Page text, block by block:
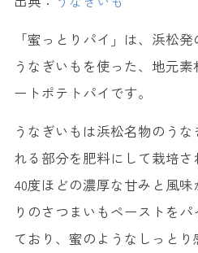
「蜜っとりパイ」は、浜松
うなぎいもを使った、地元
ートポテトパイです。
うなぎいもは浜松名物のう
れる部分を肥料にして栽培
40度ほどの濃厚な甘みと風
りのさつまいもペーストを
ており、蜜のようなしっと